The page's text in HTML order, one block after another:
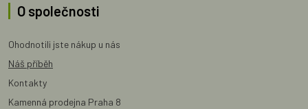
O společnosti
Ohodnotili jste nákup u nás
Náš příběh
Kontakty
Kamenná prodejna Praha 8